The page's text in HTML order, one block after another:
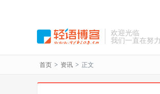
欢迎光临
我们一直在努力
首页 > 资讯 > 正文